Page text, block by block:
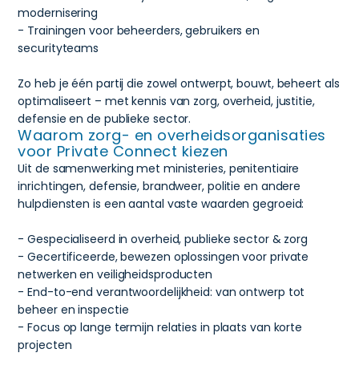
modernisering
- Trainingen voor beheerders, gebruikers en
securityteams
Zo heb je één partij die zowel ontwerpt, bouwt, beheert als
optimaliseert – met kennis van zorg, overheid, justitie,
defensie en de publieke sector.
Waarom zorg- en overheidsorganisaties
voor Private Connect kiezen
Uit de samenwerking met ministeries, penitentiaire
inrichtingen, defensie, brandweer, politie en andere
hulpdiensten is een aantal vaste waarden gegroeid:
- Gespecialiseerd in overheid, publieke sector & zorg
- Gecertificeerde, bewezen oplossingen voor private
netwerken en veiligheidsproducten
- End-to-end verantwoordelijkheid: van ontwerp tot
beheer en inspectie
- Focus op lange termijn relaties in plaats van korte
projecten